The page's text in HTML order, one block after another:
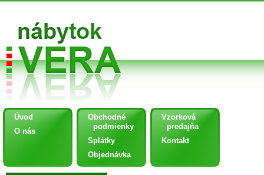
Úvod
O nás
Obchodné
podmienky
Splátky
Objednávka
Vzorková
predajňa
Kontakt